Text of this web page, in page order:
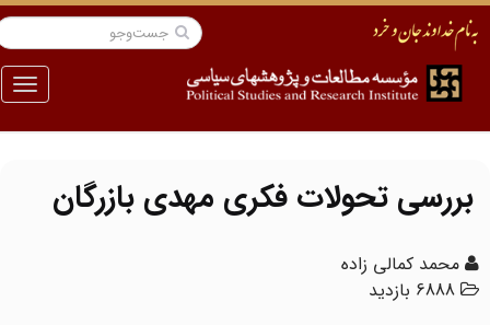
منو
بررسی تحولات فکری مهدی بازرگان
محمد کمالی زاده
6888 بازدید